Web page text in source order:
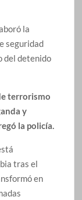
la
seguridad
del detenido
terrorismo
y
la policía.
tras el
en